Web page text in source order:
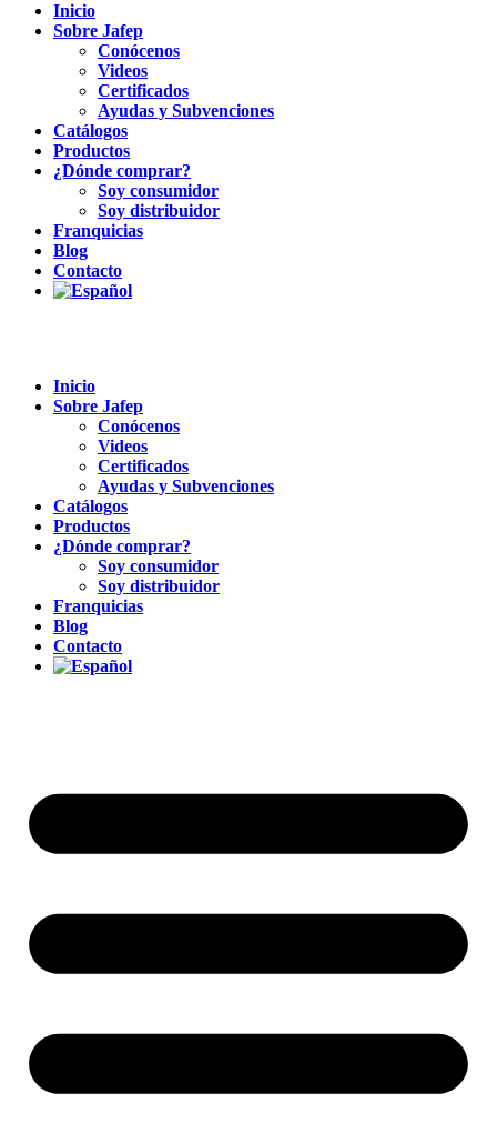
Inicio
Sobre Jafep
Conócenos
Videos
Certificados
Ayudas y Subvenciones
Catálogos
Productos
¿Dónde comprar?
Soy consumidor
Soy distribuidor
Franquicias
Blog
Contacto
Inicio
Sobre Jafep
Conócenos
Videos
Certificados
Ayudas y Subvenciones
Catálogos
Productos
¿Dónde comprar?
Soy consumidor
Soy distribuidor
Franquicias
Blog
Contacto